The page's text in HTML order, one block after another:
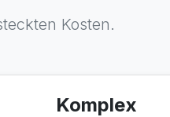
Kosten.
Komplex